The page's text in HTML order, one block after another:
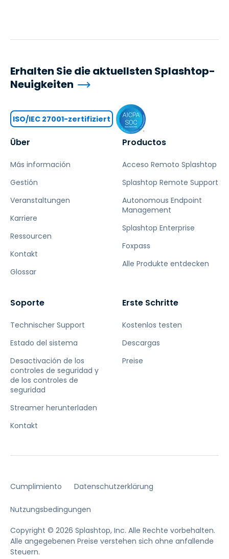
Über
Más información
Gestión
Veranstaltungen
Karriere
Ressourcen
Kontakt
Glossar
Productos
Acceso Remoto Splashtop
Splashtop Remote Support
Autonomous Endpoint
Management
Splashtop Enterprise
Foxpass
Alle Produkte entdecken
Soporte
Technischer Support
Estado del sistema
Desactivación de los
controles de seguridad y
de los controles de
seguridad
Streamer herunterladen
Kontakt
Erste Schritte
Kostenlos testen
Descargas
Preise
Erhalten Sie die aktuellsten Splashtop-
Neuigkeiten
ISO/IEC 27001-zertifiziert
Cumplimiento Datenschutzerklärung
Nutzungsbedingungen
Copyright © 2026 Splashtop, Inc. Alle Rechte vorbehalten.
Alle angegebenen Preise verstehen sich ohne anfallende
Steuern.